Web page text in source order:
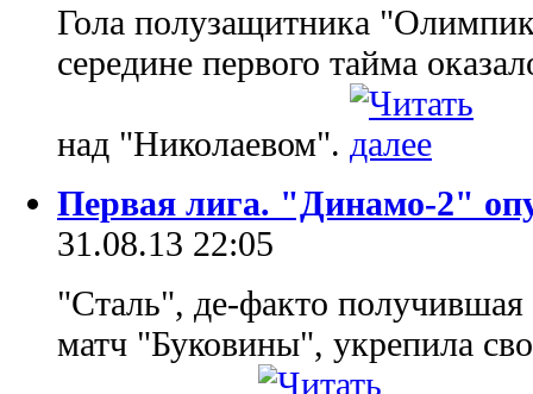
Гола полузащитника
середине первого тайма
над "Николаевом".
Первая лига. "Динамо-2"
31.08.13 22:05
"Сталь", де-факто получившая
матч "Буковины", укрепила